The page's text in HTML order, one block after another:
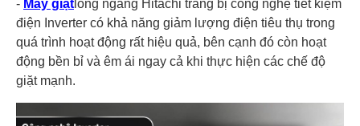
- Máy giặt lồng ngang Hitachi trang bị công nghệ tiết kiệm
điện Inverter có khả năng giảm lượng điện tiêu thụ trong
quá trình hoạt động rất hiệu quả, bên cạnh đó còn hoạt
động bền bỉ và êm ái ngay cả khi thực hiện các chế độ
giặt mạnh.